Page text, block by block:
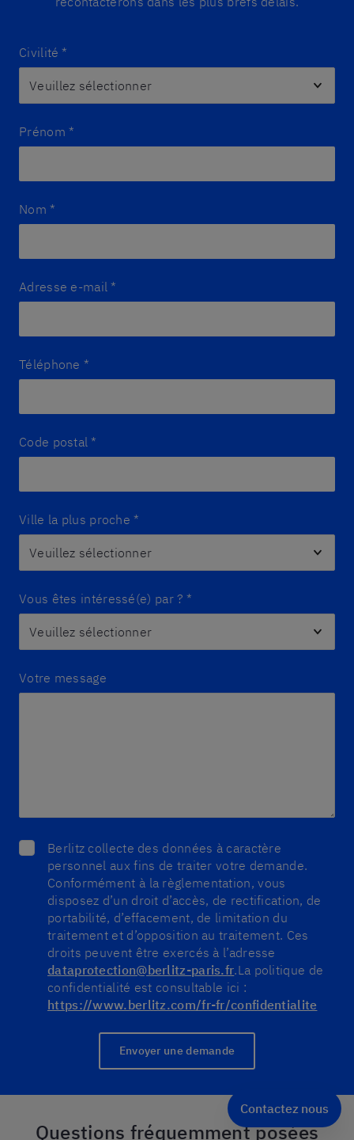
Civilité *
Prénom *
Nom *
Adresse e-mail *
Téléphone *
Code postal *
Ville la plus proche *
Vous êtes intéressé(e) par ? *
Votre message
Berlitz collecte des données à caractère
personnel aux fins de traiter votre demande.
Conformément à la règlementation, vous
disposez d’un droit d’accès, de rectification, de
portabilité, d’effacement, de limitation du
traitement et d’opposition au traitement. Ces
droits peuvent être exercés à l’adresse
dataprotection@berlitz-paris.fr.La politique de
confidentialité est consultable ici :
https://www.berlitz.com/fr-fr/confidentialite
Envoyer une demande
Questions fréquemment posées
Contactez nous